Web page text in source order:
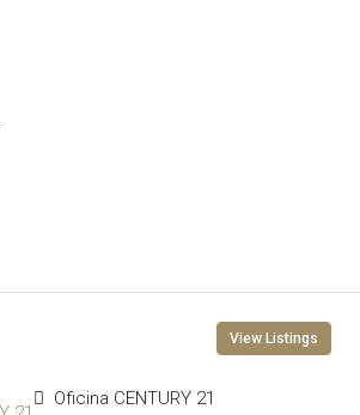
View Listings
Oficina CENTURY 21